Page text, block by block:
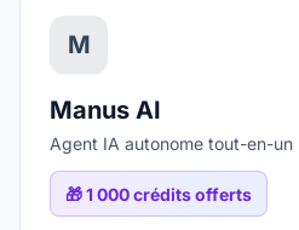
M
Manus AI
Agent IA autonome tout-en-un
🎁1 000 crédits offerts